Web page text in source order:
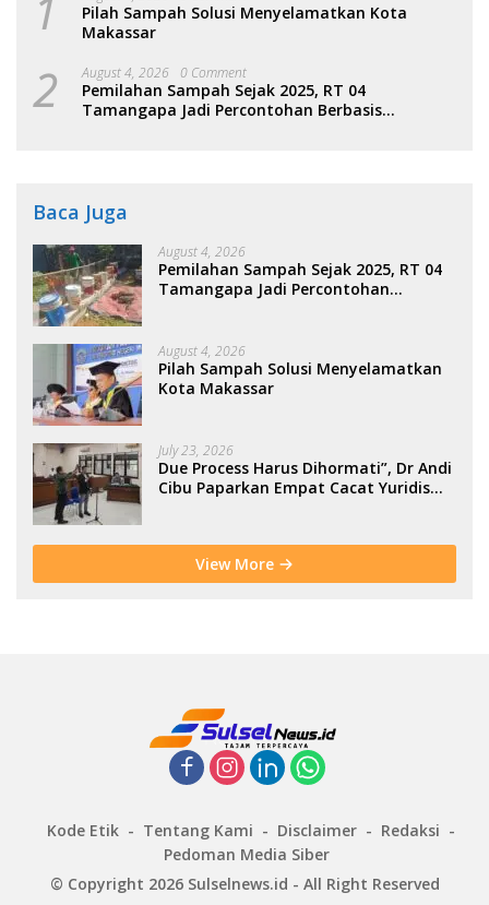
1
Pilah Sampah Solusi Menyelamatkan Kota
Makassar
2 August 4, 2026 0 Comment
Pemilahan Sampah Sejak 2025, RT 04
Tamangapa Jadi Percontohan Berbasis
Baca Juga
August 4, 2026
Pemilahan Sampah Sejak 2025, RT 04
Tamangapa Jadi Percontohan
August 4, 2026
Pilah Sampah Solusi Menyelamatkan
Kota Makassar
July 23, 2026
Due Process Harus Dihormati”, Dr Andi
Cibu Paparkan Empat Cacat Yuridis
View More
Kode Etik Tentang Kami Disclaimer
Redaksi
Pedoman Media Siber
© Copyright 2026 Sulselnews.id - All Right Reserved